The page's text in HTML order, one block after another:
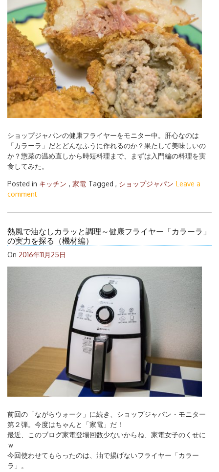
ショップジャパンの健康フライヤーをモニター中。肝心なのは
「カラーラ」だとどんなふうに作れるのか？果たして美味しいの
か？惣菜の温め直しから時短料理まで、まずは入門編の料理を実
食してみた。
Posted in キッチン , 家電 Tagged , ショップジャパン Leave a
comment
熱風で油なしカラッと調理～健康フライヤー「カラーラ」
の実力を探る（機材編）
On 2016年11月25日
前回の「ながらウォーク」に続き、ショップジャパン・モニター
第２弾。今度はちゃんと「家電」だ！
最近、このブログ家電登場回数少ないからね、家電女子のくせに
ｗ
今回使わせてもらったのは、油で揚げないフライヤー「カラー
ラ」。